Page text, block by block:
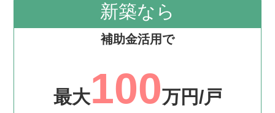
新築なら
補助金活用で
最大100万円/戸